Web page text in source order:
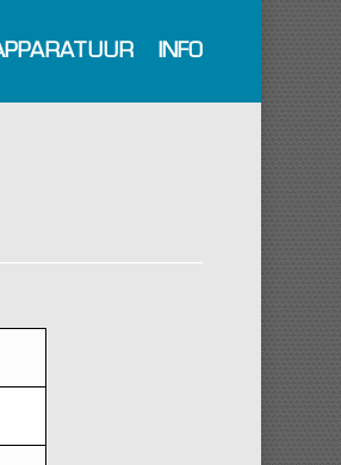
INFO